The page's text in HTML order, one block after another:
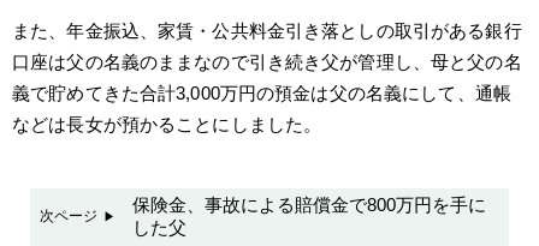
また、年金振込、家賃・公共料金引き落としの取引がある銀行
口座は父の名義のままなので引き続き父が管理し、母と父の名
義で貯めてきた合計3,000万円の預金は父の名義にして、通帳
などは長女が預かることにしました。
次ページ
保険金、事故による賠償金で800万円を手に
した父